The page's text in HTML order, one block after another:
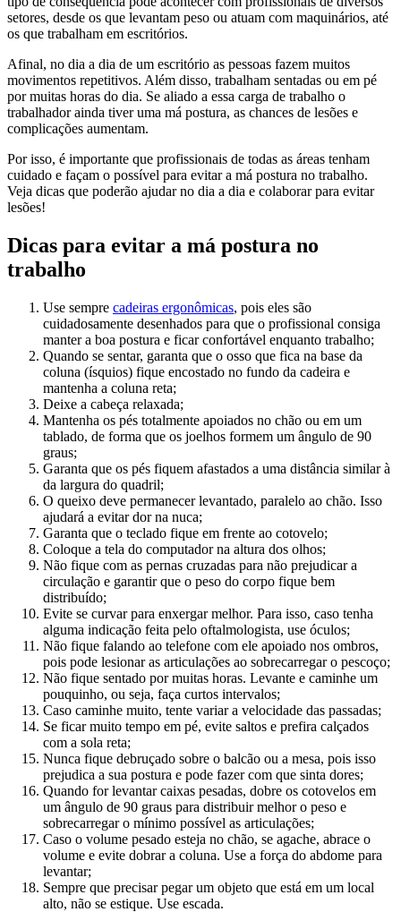
setores, desde os que levantam peso ou atuam com maquinários, até
os que trabalham em escritórios.
Afinal, no dia a dia de um escritório as pessoas fazem muitos
movimentos repetitivos. Além disso, trabalham sentadas ou em pé
por muitas horas do dia. Se aliado a essa carga de trabalho o
trabalhador ainda tiver uma má postura, as chances de lesões e
complicações aumentam.
Por isso, é importante que profissionais de todas as áreas tenham
cuidado e façam o possível para evitar a má postura no trabalho.
Veja dicas que poderão ajudar no dia a dia e colaborar para evitar
lesões!
Dicas para evitar a má postura no
trabalho
Use sempre cadeiras ergonômicas, pois eles são
cuidadosamente desenhados para que o profissional consiga
manter a boa postura e ficar confortável enquanto trabalho;
Quando se sentar, garanta que o osso que fica na base da
coluna (ísquios) fique encostado no fundo da cadeira e
mantenha a coluna reta;
Deixe a cabeça relaxada;
Mantenha os pés totalmente apoiados no chão ou em um
tablado, de forma que os joelhos formem um ângulo de 90
graus;
Garanta que os pés fiquem afastados a uma distância similar à
da largura do quadril;
O queixo deve permanecer levantado, paralelo ao chão. Isso
ajudará a evitar dor na nuca;
Garanta que o teclado fique em frente ao cotovelo;
Coloque a tela do computador na altura dos olhos;
Não fique com as pernas cruzadas para não prejudicar a
circulação e garantir que o peso do corpo fique bem
distribuído;
Evite se curvar para enxergar melhor. Para isso, caso tenha
alguma indicação feita pelo oftalmologista, use óculos;
Não fique falando ao telefone com ele apoiado nos ombros,
pois pode lesionar as articulações ao sobrecarregar o pescoço;
Não fique sentado por muitas horas. Levante e caminhe um
pouquinho, ou seja, faça curtos intervalos;
Caso caminhe muito, tente variar a velocidade das passadas;
Se ficar muito tempo em pé, evite saltos e prefira calçados
com a sola reta;
Nunca fique debruçado sobre o balcão ou a mesa, pois isso
prejudica a sua postura e pode fazer com que sinta dores;
Quando for levantar caixas pesadas, dobre os cotovelos em
um ângulo de 90 graus para distribuir melhor o peso e
sobrecarregar o mínimo possível as articulações;
Caso o volume pesado esteja no chão, se agache, abrace o
volume e evite dobrar a coluna. Use a força do abdome para
levantar;
Sempre que precisar pegar um objeto que está em um local
alto, não se estique. Use escada.